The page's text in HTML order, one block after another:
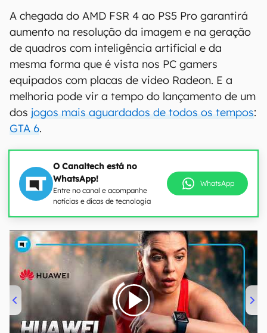
A chegada do AMD FSR 4 ao PS5 Pro garantirá
aumento na resolução da imagem e na geração
de quadros com inteligência artificial e da
mesma forma que é vista nos PC gamers
equipados com placas de video Radeon. E a
melhoria pode vir a tempo do lançamento de um
dos jogos mais aguardados de todos os tempos:
GTA 6.
O Canaltech está no
WhatsApp!
Entre no canal e acompanhe
notícias e dicas de tecnologia
WhatsApp